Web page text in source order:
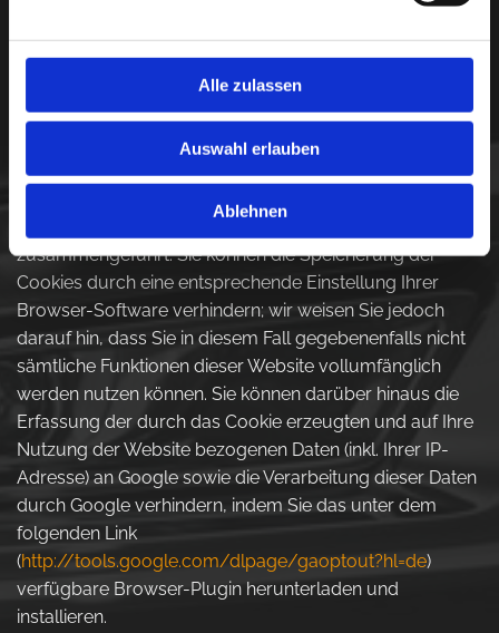
Alle zulassen
Auswahl erlauben
Ablehnen
gekürzt. Im Auftrag des Betreibers dieser Website wird
der Website auszuwerten, um Reports über die
Websiteaktivitäten zusammenzustellen und um weitere
mit der Websitenutzung und der Internetnutzung
verbundene Dienstleistungen gegenüber dem
Websitebetreiber zu erbringen. Die im Rahmen von
Google Analytics von Ihrem Browser übermittelte IP-
zusammengeführt. Sie können die Speicherung der
Cookies durch eine entsprechende Einstellung Ihrer
Browser-Software verhindern; wir weisen Sie jedoch
darauf hin, dass Sie in diesem Fall gegebenenfalls nicht
sämtliche Funktionen dieser Website vollumfänglich
werden nutzen können. Sie können darüber hinaus die
Erfassung der durch das Cookie erzeugten und auf Ihre
Nutzung der Website bezogenen Daten (inkl. Ihrer IP-
Adresse) an Google sowie die Verarbeitung dieser Daten
durch Google verhindern, indem Sie das unter dem
folgenden Link
(http://tools.google.com/dlpage/gaoptout?hl=de)
verfügbare Browser-Plugin herunterladen und
installieren.